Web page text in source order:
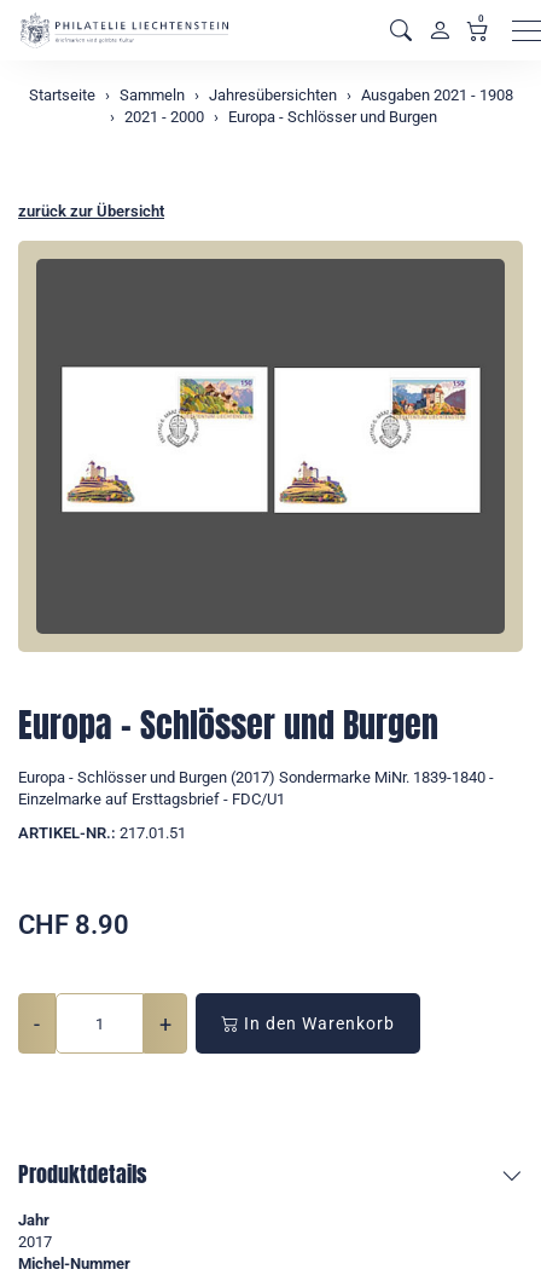
0
Startseite Sammeln Jahresübersichten
Ausgaben 2021 - 1908
2021 - 2000
Europa - Schlösser und Burgen
zurück zur Übersicht
Europa - Schlösser und Burgen
Europa - Schlösser und Burgen (2017) Sondermarke MiNr. 1839-1840 -
Einzelmarke auf Ersttagsbrief - FDC/U1
ARTIKEL-NR.: 217.01.51
CHF 8.90
- + In den Warenkorb
Produktdetails
Jahr
2017
Michel-Nummer